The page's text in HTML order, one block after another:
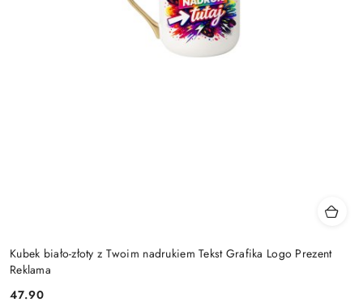
Kubek biało-złoty z Twoim nadrukiem Tekst Grafika Logo Prezent
Reklama
47.90